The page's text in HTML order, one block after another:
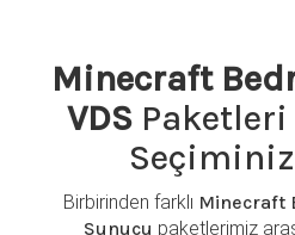
Minecraft
VDS Paketleri
Birbirinden farklı Minecraft
Sunucu paketlerimiz